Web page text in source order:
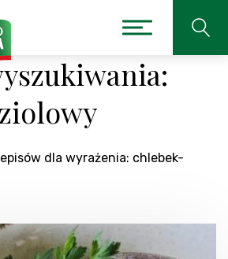
dla wyrażenia: chlebek-